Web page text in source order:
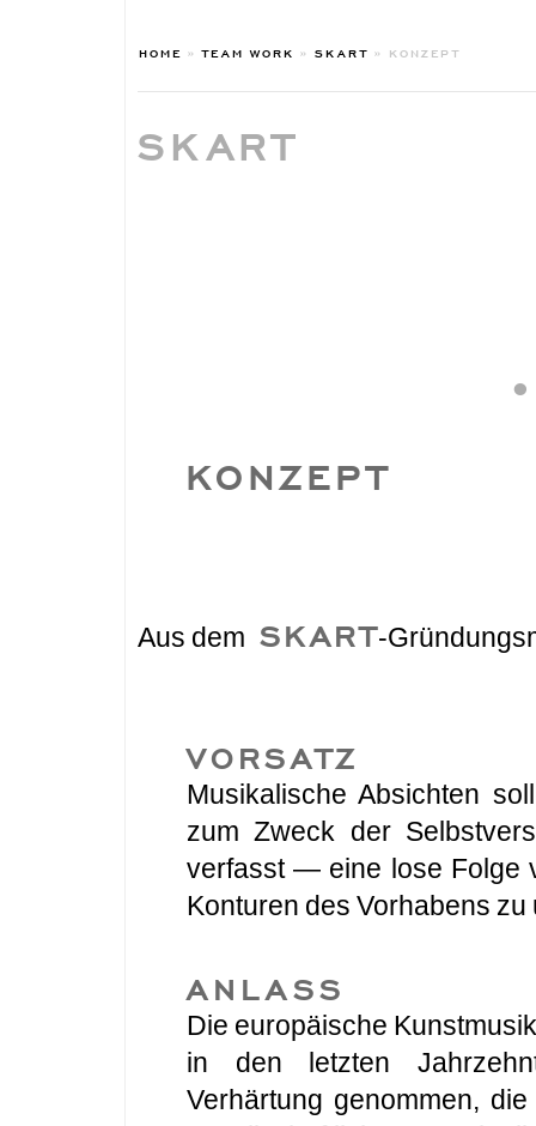
HOME »TEAM WORK » SKART » KONZEPT
SKART
KONZEPT
Aus dem SKART-
VORSATZ
Musikalische Absichten
zum Zweck der
verfasst — eine lose Folge
Konturen des Vorhabens zu
ANLASS
Die europäische
in den letzten
Verhärtung genommen,